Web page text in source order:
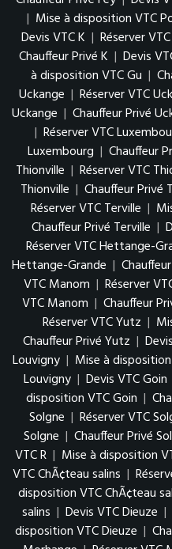
| Mise à disposition VTC
Devis VTC K | Réserver
Chauffeur Privé K | Devis
à disposition VTC Gu |
Uckange | Réserver VTC
Uckange | Chauffeur Privé
| Réserver VTC
Luxembourg | Chauffeur
Thionville | Réserver VTC
Thionville | Chauffeur Privé
Réserver VTC Terville |
Chauffeur Privé Terville |
Réserver VTC Hettange-
Hettange-Grande |
VTC Manom | Réserver
VTC Manom | Chauffeur
Réserver VTC Yutz |
Chauffeur Privé Yutz |
Louvigny | Mise à
Louvigny | Devis VTC Goin
disposition VTC Goin |
Solgne | Réserver VTC
Solgne | Chauffeur Privé
VTC R | Mise à disposition
VTC ChÃ¢teau salins |
disposition VTC ChÃ¢teau
salins | Devis VTC Dieuze |
disposition VTC Dieuze |